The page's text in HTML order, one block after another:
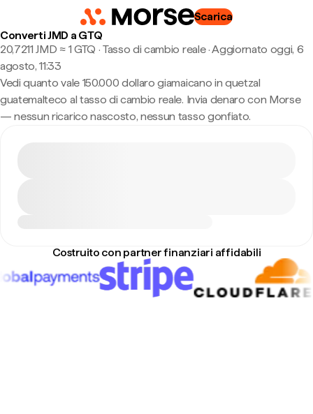
Scarica
Converti JMD a GTQ
20,7211 JMD ≈ 1 GTQ · Tasso di cambio reale·Aggiornato oggi, 6
agosto, 11:33
Vedi quanto vale 150.000 dollaro giamaicano in quetzal
guatemalteco al tasso di cambio reale. Invia denaro con Morse
— nessun ricarico nascosto, nessun tasso gonfiato.
Costruito con partner finanziari affidabili